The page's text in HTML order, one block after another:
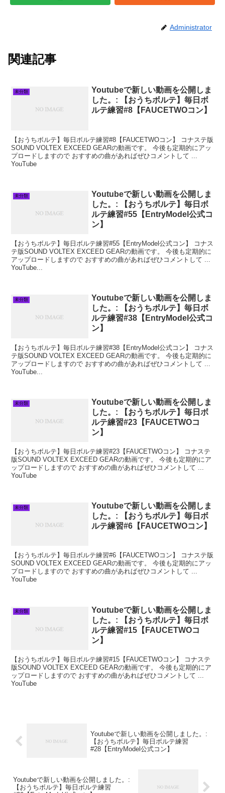
Administrator
関連記事
未分類
Youtubeで新しい動画を公開しま
した。: 【おうちボルテ】毎日ボ
ルテ練習#8【FAUCETWOコン】
【おうちボルテ】毎日ボルテ練習#8【FAUCETWOコン】 コナステ版
SOUND VOLTEX EXCEED GEARの動画です。 今後も定期的にアッ
プロードしますので おすすめの曲があればぜひコメントして ...
YouTube
未分類
Youtubeで新しい動画を公開しま
した。: 【おうちボルテ】毎日ボ
ルテ練習#55【EntryModel公式コ
ン】
【おうちボルテ】毎日ボルテ練習#55【EntryModel公式コン】 コナス
テ版SOUND VOLTEX EXCEED GEARの動画です。 今後も定期的に
アップロードしますので おすすめの曲があればぜひコメントして ...
YouTube...
未分類
Youtubeで新しい動画を公開しま
した。: 【おうちボルテ】毎日ボ
ルテ練習#38【EntryModel公式コ
ン】
【おうちボルテ】毎日ボルテ練習#38【EntryModel公式コン】 コナス
テ版SOUND VOLTEX EXCEED GEARの動画です。 今後も定期的に
アップロードしますので おすすめの曲があればぜひコメントして ...
YouTube...
未分類
Youtubeで新しい動画を公開しま
した。: 【おうちボルテ】毎日ボ
ルテ練習#23【FAUCETWOコ
ン】
【おうちボルテ】毎日ボルテ練習#23【FAUCETWOコン】 コナステ
版SOUND VOLTEX EXCEED GEARの動画です。 今後も定期的にア
ップロードしますので おすすめの曲があればぜひコメントして ...
YouTube
未分類
Youtubeで新しい動画を公開しま
した。: 【おうちボルテ】毎日ボ
ルテ練習#6【FAUCETWOコン】
【おうちボルテ】毎日ボルテ練習#6【FAUCETWOコン】 コナステ版
SOUND VOLTEX EXCEED GEARの動画です。 今後も定期的にアッ
プロードしますので おすすめの曲があればぜひコメントして ...
YouTube
未分類
Youtubeで新しい動画を公開しま
した。: 【おうちボルテ】毎日ボ
ルテ練習#15【FAUCETWOコ
ン】
【おうちボルテ】毎日ボルテ練習#15【FAUCETWOコン】 コナステ
版SOUND VOLTEX EXCEED GEARの動画です。 今後も定期的にア
ップロードしますので おすすめの曲があればぜひコメントして ...
YouTube
Youtubeで新しい動画を公開しました。:
【おうちボルテ】毎日ボルテ練習
#28【EntryModel公式コン】
Youtubeで新しい動画を公開しました。:
【おうちボルテ】毎日ボルテ練習